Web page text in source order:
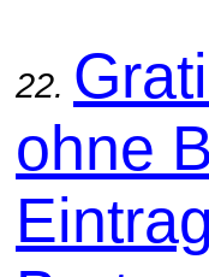
22.
ohne